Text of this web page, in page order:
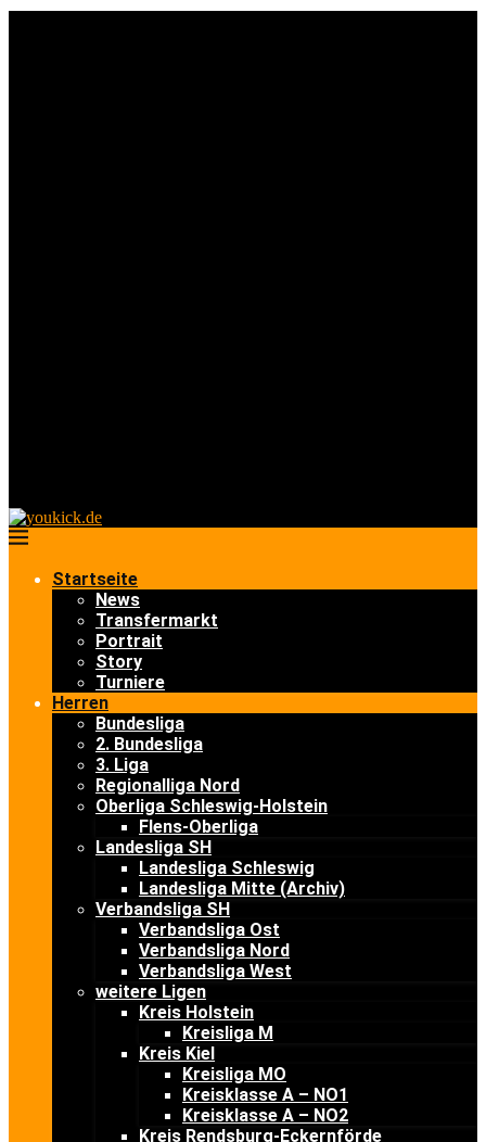
Startseite
News
Transfermarkt
Portrait
Story
Turniere
Herren
Bundesliga
2. Bundesliga
3. Liga
Regionalliga Nord
Oberliga Schleswig-Holstein
Flens-Oberliga
Landesliga SH
Landesliga Schleswig
Landesliga Mitte (Archiv)
Verbandsliga SH
Verbandsliga Ost
Verbandsliga Nord
Verbandsliga West
weitere Ligen
Kreis Holstein
Kreisliga M
Kreis Kiel
Kreisliga MO
Kreisklasse A – NO1
Kreisklasse A – NO2
Kreis Rendsburg-Eckernförde